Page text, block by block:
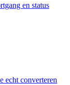
en status
echt converteren